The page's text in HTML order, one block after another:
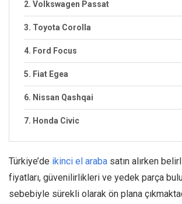
2. Volkswagen Passat
3. Toyota Corolla
4. Ford Focus
5. Fiat Egea
6. Nissan Qashqai
7. Honda Civic
Türkiye’de ikinci el araba satın alırken
fiyatları, güvenilirlikleri ve yedek parça
sebebiyle sürekli olarak ön plana